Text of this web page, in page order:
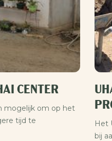
CENTER
mogelijk om op het
tijd te
Het
bij